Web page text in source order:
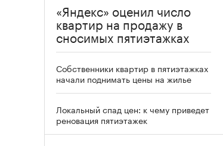
«Яндекс» оценил число
квартир на продажу в
сносимых пятиэтажках
Собственники квартир в пятиэтажках
начали поднимать цены на жилье
Локальный спад цен: к чему приведет
реновация пятиэтажек